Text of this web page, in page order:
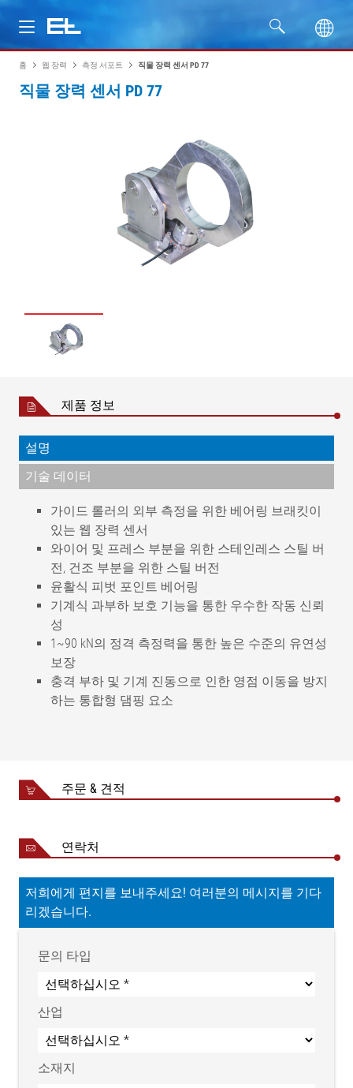
제품
홈 웹 장력 측정 서포트 직물 장력 센서 PD 77
직물 장력 센서 PD 77
제품 정보
설명
기술 데이터
가이드 롤러의 외부 측정을 위한 베어링 브래킷이
있는 웹 장력 센서
와이어 및 프레스 부분을 위한 스테인레스 스틸 버
전, 건조 부분을 위한 스틸 버전
윤활식 피벗 포인트 베어링
기계식 과부하 보호 기능을 통한 우수한 작동 신뢰
성
1~90 kN의 정격 측정력을 통한 높은 수준의 유연성
보장
충격 부하 및 기계 진동으로 인한 영점 이동을 방지
하는 통합형 댐핑 요소
재현도
±0.1 %
측정 원리
게이지
스트레인 게이지 브리지의
정격 저항
4x350 Ohm
정격 특성값
기계식 스톱
정격 측정 거리
축방향 전단력
주변온도
주문 & 견적
연락처
저희에게 편지를 보내주세요! 여러분의 메시지를 기다
리겠습니다.
문의 타입
산업
소재지